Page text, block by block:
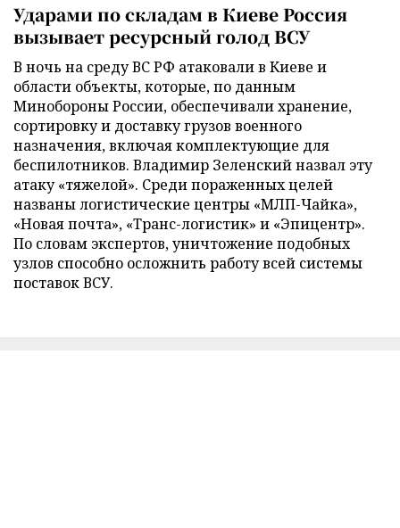
Ударами по складам в Киеве Россия
вызывает ресурсный голод ВСУ
В ночь на среду ВС РФ атаковали в Киеве и
области объекты, которые, по данным
Минобороны России, обеспечивали хранение,
сортировку и доставку грузов военного
назначения, включая комплектующие для
беспилотников. Владимир Зеленский назвал эту
атаку «тяжелой». Среди пораженных целей
названы логистические центры «МЛП-Чайка»,
«Новая почта», «Транс-логистик» и «Эпицентр».
По словам экспертов, уничтожение подобных
узлов способно осложнить работу всей системы
поставок ВСУ.